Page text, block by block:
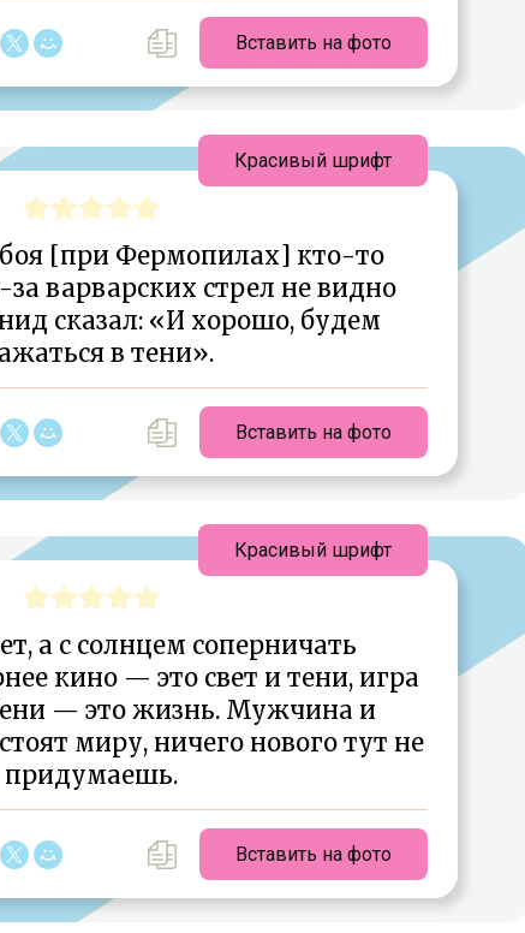
Вставить на фото
[при Фермопилах] кто-то
варварских стрел не видно
сказал: «И хорошо, будем
в тени».
Вставить на фото
Красивый шрифт
а с солнцем соперничать
кино — это свет и тени, игра
— это жизнь. Мужчина и
миру, ничего нового тут не
придумаешь.
Вставить на фото
Красивый шрифт